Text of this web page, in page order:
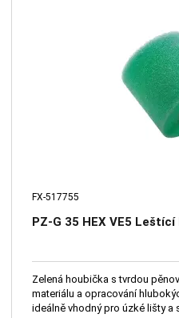
FX-517755
PZ-G 35 HEX VE5
Zelená houbička s tvrdou
materiálu a opracování
ideálně vhodný pro úzké lišty a